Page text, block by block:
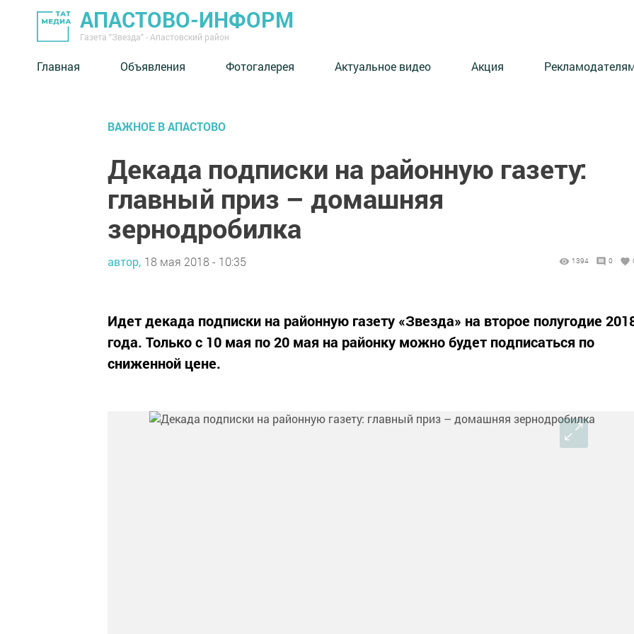
АПАСТОВО-ИНФОРМ
Газета "Звезда" - Апастовский район
Главная Объявления Фотогалерея Актуальное видео Акция
ВАЖНОЕ В АПАСТОВО
Декада подписки на районную газету:
главный приз – домашняя
зернодробилка
автор, 18 мая 2018 - 10:35 1394 0
Идет декада подписки на районную газету «Звезда» на второе полугодие
года. Только с 10 мая по 20 мая на районку можно будет подписаться по
сниженной цене.